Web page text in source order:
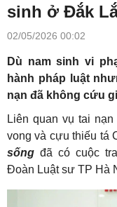
sinh ở Đắk
02/05/2026 00:02
Dù nam sinh vi
hành pháp luật
nạn đã không cứu
Liên quan vụ tai
vong và cựu thiếu tá
sống đã có cuộc
Đoàn Luật sư TP Hà